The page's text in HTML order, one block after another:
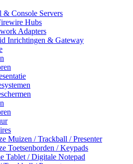
& Console Servers
Hubs
Adapters
Inrichtingen & Gateway
Muizen / Trackball / Presenter
Toetsenborden / Keypads
Tablet / Digitale Notepad